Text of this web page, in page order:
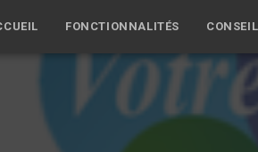
FONCTIONNALITÉS CONSEIL